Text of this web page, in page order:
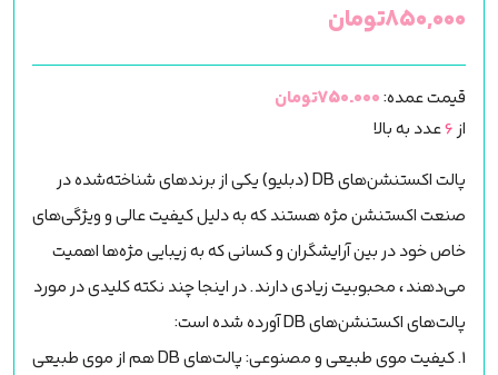
۸۵۰,۰۰۰تومان
قیمت عمده:750.000تومان
از6عدد به بالا
پالت اکستنشن‌های DB (دبلیو) یکی از برندهای شناخته‌شده در
صنعت اکستنشن مژه هستند که به دلیل کیفیت عالی و ویژگی‌های
خاص خود در بین آرایشگران و کسانی که به زیبایی مژه‌ها اهمیت
می‌دهند، محبوبیت زیادی دارند. در اینجا چند نکته کلیدی در مورد
پالت‌های اکستنشن‌های DB آورده شده است:
1. کیفیت موی طبیعی و مصنوعی: پالت‌های DB هم از موی طبیعی